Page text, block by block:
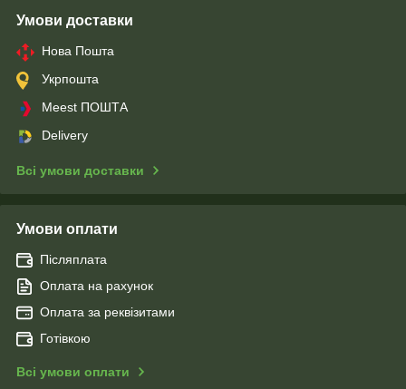
Умови доставки
Нова Пошта
Укрпошта
Meest ПОШТА
Delivery
Всі умови доставки
Умови оплати
Післяплата
Оплата на рахунок
Оплата за реквізитами
Готівкою
Всі умови оплати